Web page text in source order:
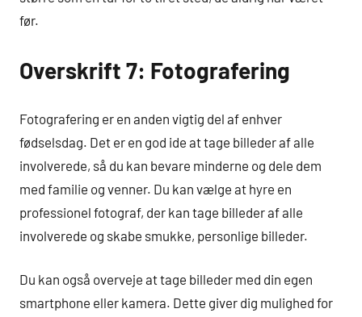
før.
Overskrift 7: Fotografering
Fotografering er en anden vigtig del af enhver
fødselsdag. Det er en god ide at tage billeder af alle
involverede, så du kan bevare minderne og dele dem
med familie og venner. Du kan vælge at hyre en
professionel fotograf, der kan tage billeder af alle
involverede og skabe smukke, personlige billeder.
Du kan også overveje at tage billeder med din egen
smartphone eller kamera. Dette giver dig mulighed for